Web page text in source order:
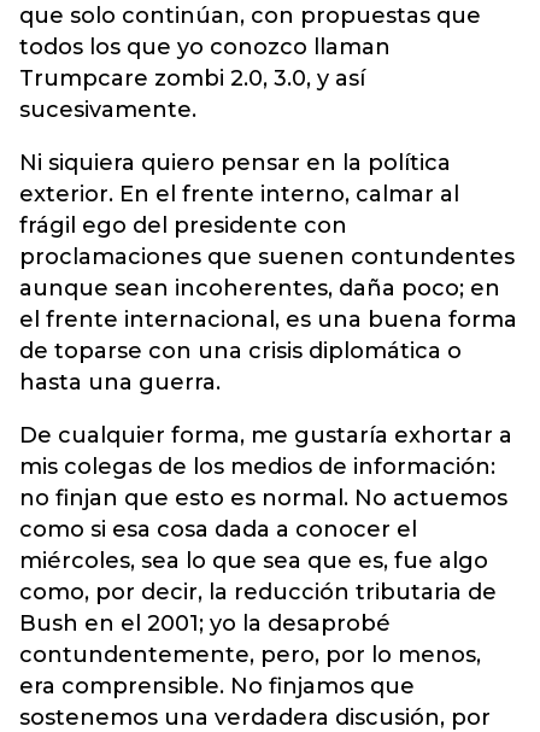
que solo continúan, con propuestas que
todos los que yo conozco llaman
Trumpcare zombi 2.0, 3.0, y así
sucesivamente.
Ni siquiera quiero pensar en la política
exterior. En el frente interno, calmar al
frágil ego del presidente con
proclamaciones que suenen contundentes
aunque sean incoherentes, daña poco; en
el frente internacional, es una buena forma
de toparse con una crisis diplomática o
hasta una guerra.
De cualquier forma, me gustaría exhortar a
mis colegas de los medios de información:
no finjan que esto es normal. No actuemos
como si esa cosa dada a conocer el
miércoles, sea lo que sea que es, fue algo
como, por decir, la reducción tributaria de
Bush en el 2001; yo la desaprobé
contundentemente, pero, por lo menos,
era comprensible. No finjamos que
sostenemos una verdadera discusión, por